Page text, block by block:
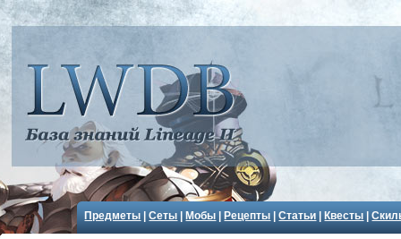
Предметы |Сеты Мобы Рецепты |Статьи Квесты |